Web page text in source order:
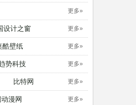
更多»
设计之窗 更多»
酷壁纸 更多»
势科技 更多»
比特网 更多»
漫网 更多»